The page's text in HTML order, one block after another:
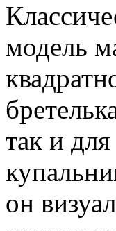
модель
так и
он